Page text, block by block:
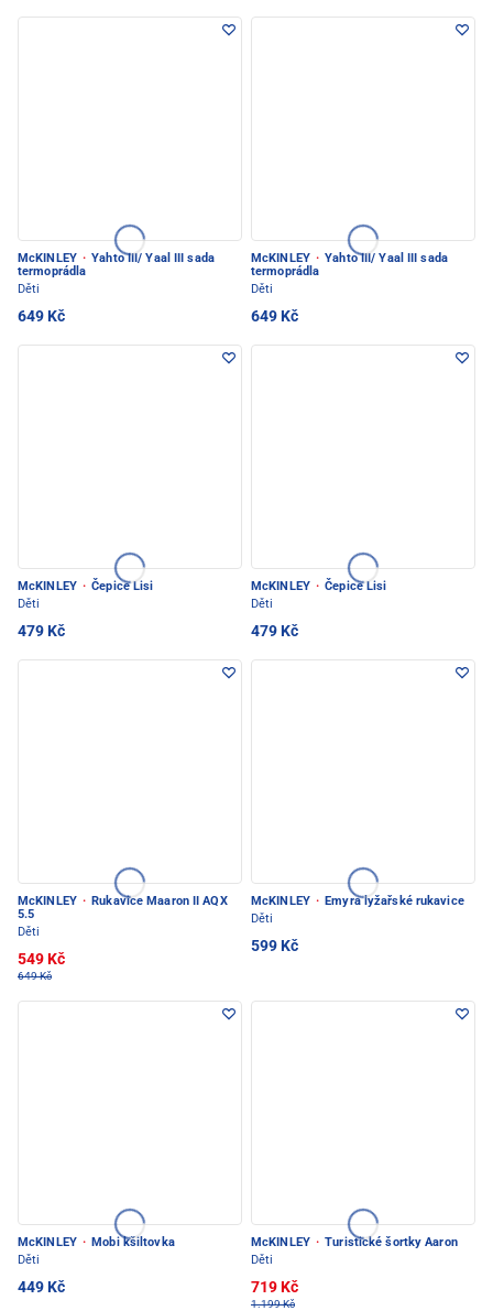
McKINLEY · Yahto III/ Yaal III sada
termoprádla
Děti
649 Kč
McKINLEY · Yahto III/ Yaal III sada
termoprádla
Děti
649 Kč
McKINLEY · Čepice Lisi
Děti
479 Kč
McKINLEY · Čepice Lisi
Děti
479 Kč
McKINLEY · Rukavice Maaron II AQX
5.5
Děti
549 Kč
649 Kč
McKINLEY · Emyra lyžařské rukavice
Děti
599 Kč
McKINLEY · Mobi kšiltovka
Děti
449 Kč
McKINLEY · Turistické šortky Aaron
Děti
719 Kč
1.199 Kč